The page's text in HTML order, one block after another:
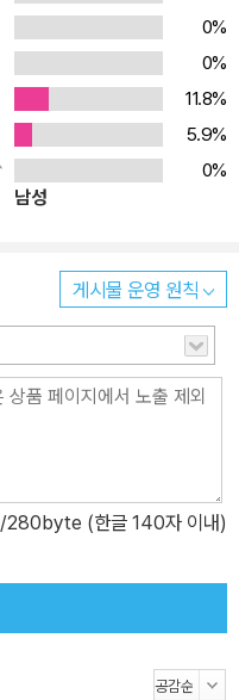
0%
0%
11.8%
5.9%
0%
남성
게시물 운영 원칙
/280byte (한글 140자 이내)